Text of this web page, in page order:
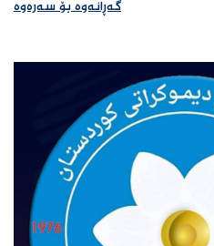
گەڕانەوە بۆ سەرەوە